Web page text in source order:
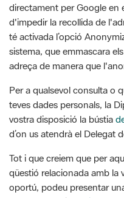
sistema, que emmascara
adreça de manera que
Per a qualsevol consulta o
teves dades personals, la
vostra disposició la bústia
d’on us atendrà el Delegat
Tot i que creiem que per
qüestió relacionada amb la
oportú, podeu presentar
de la web de l’Autoritat
Dades (APDCAT).